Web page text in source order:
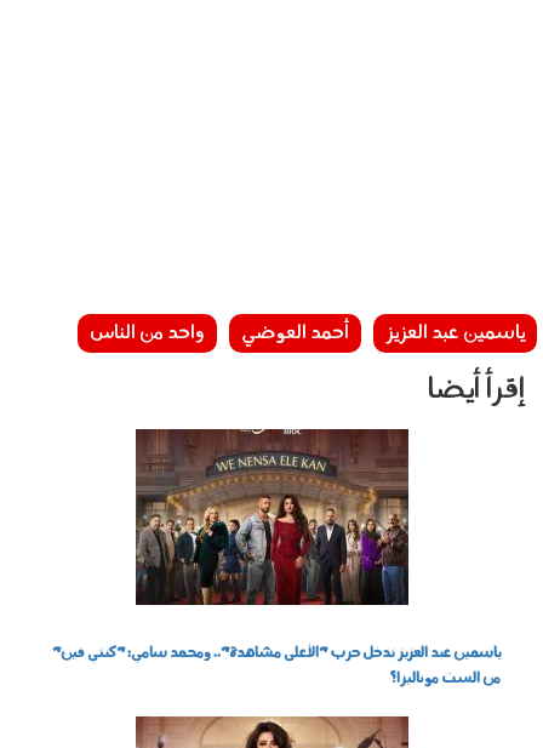
ياسمين عبد العزيز أحمد العوضي واحد من الناس
إقرأ أيضا
ياسمين عبد العزيز تدخل حرب "الأعلى مشاهدة".. ومحمد سامي: "كنتي فين"
من الست موناليزا؟